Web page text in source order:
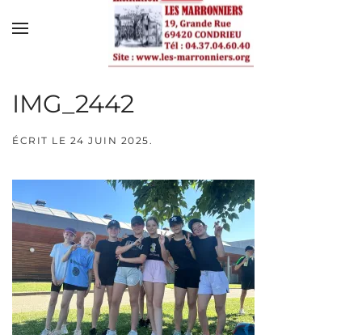
Skip to main content
IMG_2442
ÉCRIT LE 24 JUIN 2025.